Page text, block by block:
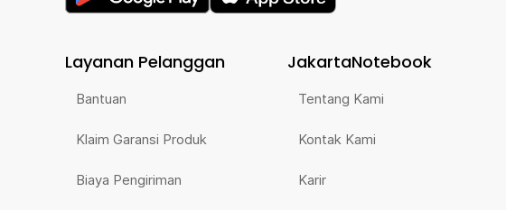
Layanan Pelanggan
Bantuan
Klaim Garansi Produk
Biaya Pengiriman
JakartaNotebook
Tentang Kami
Kontak Kami
Karir